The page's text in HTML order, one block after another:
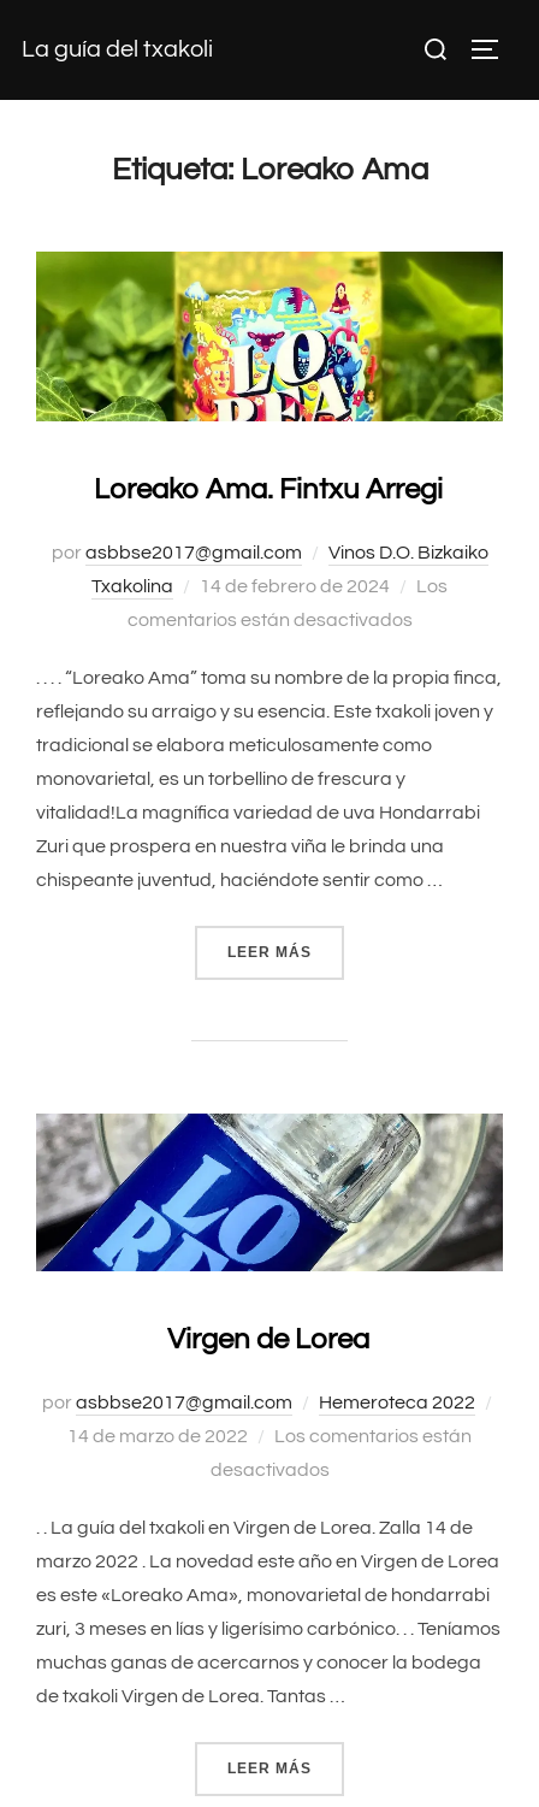
La guía del txakoli Buscar:
Etiqueta: Loreako Ama
Loreako Ama. Fintxu Arregi
porasbbse2017@gmail.com
Vinos D.O. Bizkaiko
Txakolina
Publicado
el
14 de febrero de 2024
Los
comentarios están desactivados
. . . . “Loreako Ama” toma su nombre de la propia finca,
reflejando su arraigo y su esencia. Este txakoli joven y
tradicional se elabora meticulosamente como
monovarietal, es un torbellino de frescura y
vitalidad!La magnífica variedad de uva Hondarrabi
Zuri que prospera en nuestra viña le brinda una
chispeante juventud, haciéndote sentir como …
LEER MÁS
Virgen de Lorea
porasbbse2017@gmail.com Hemeroteca 2022
14 de marzo de 2022
Los comentarios están
desactivados
. . La guía del txakoli en Virgen de Lorea. Zalla 14 de
marzo 2022 . La novedad este año en Virgen de Lorea
es este «Loreako Ama», monovarietal de hondarrabi
zuri, 3 meses en lías y ligerísimo carbónico. . . Teníamos
muchas ganas de acercarnos y conocer la bodega
de txakoli Virgen de Lorea. Tantas …
LEER MÁS